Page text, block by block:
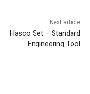
Next article
Hasco Set – Standard
Engineering Tool